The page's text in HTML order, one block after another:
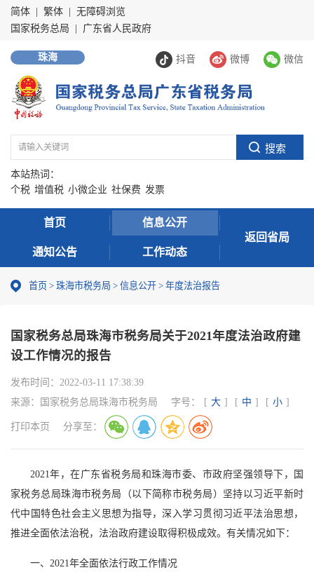
简体 繁体
无障碍浏览
国家税务总局
广东省人民政府
抖音 微博 微信
珠海
本站热词：
个税 增值税 小微企业 社保费 发票
首页 信息公开
通知公告 工作动态
返回省局
首页 > 珠海市税务局 > 信息公开 > 年度法治报告
国家税务总局珠海市税务局关于2021年度法治政府建
设工作情况的报告
发布时间： 2022-03-11 17:38:39
来源：
国家税务总局珠海市税务局 字号： [ 大 ] [ 中 ] [ 小 ]
打印本页 分享至：
2021年，在广东省税务局和珠海市委、市政府坚强领导下，国
家税务总局珠海市税务局（以下简称市税务局）坚持以习近平新时
代中国特色社会主义思想为指导，深入学习贯彻习近平法治思想，
推进全面依法治税，法治政府建设取得积极成效。有关情况如下：
一、2021年全面依法行政工作情况